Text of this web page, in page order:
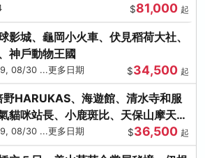
$81,000 起
影城、龜岡小火車、伏見稻荷大社、
神戶動物王國
08/30 ...更多日期 $34,500 起
HARUKAS、海遊館、清水寺和服
貓咪站長、小鹿斑比、天保山摩天
08/30 ...更多日期 $36,500 起